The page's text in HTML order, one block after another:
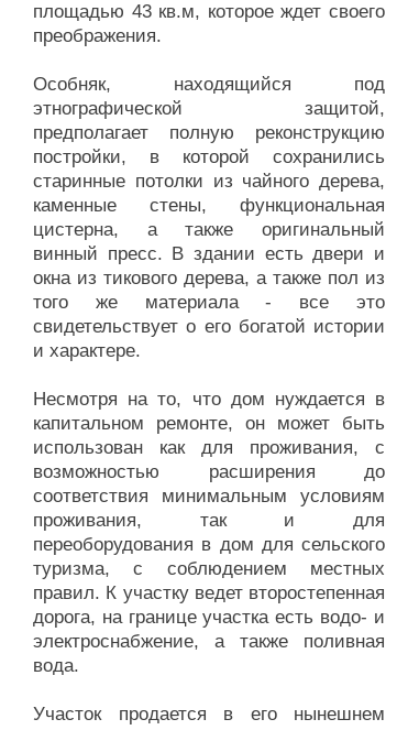
площадью 43 кв.м, которое ждет своего
преображения.
Особняк, находящийся под
этнографической защитой,
предполагает полную реконструкцию
постройки, в которой сохранились
старинные потолки из чайного дерева,
каменные стены, функциональная
цистерна, а также оригинальный
винный пресс. В здании есть двери и
окна из тикового дерева, а также пол из
того же материала - все это
свидетельствует о его богатой истории
и характере.
Несмотря на то, что дом нуждается в
капитальном ремонте, он может быть
использован как для проживания, с
возможностью расширения до
соответствия минимальным условиям
проживания, так и для
переоборудования в дом для сельского
туризма, с соблюдением местных
правил. К участку ведет второстепенная
дорога, на границе участка есть водо- и
электроснабжение, а также поливная
вода.
Участок продается в его нынешнем